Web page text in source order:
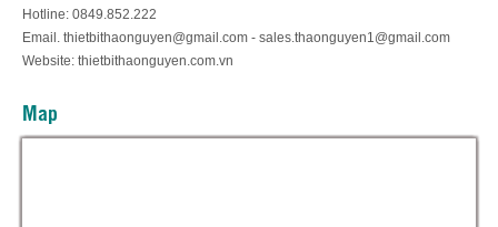
Hotline: 0849.852.222
Email. thietbithaonguyen@gmail.com - sales.thaonguyen1@gmail.com
Website: thietbithaonguyen.com.vn
Map